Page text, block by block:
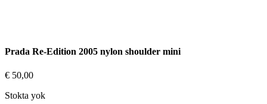
Prada Re-Edition 2005 nylon shoulder mini
€ 50,00
Stokta yok